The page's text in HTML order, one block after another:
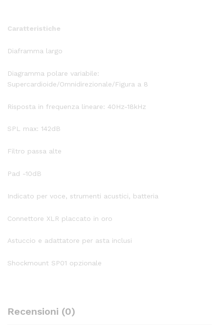
Caratteristiche
Diaframma largo
Diagramma polare variabile:
Supercardioide/Omnidirezionale/Figura a 8
Risposta in frequenza lineare: 40Hz-18kHz
SPL max: 142dB
Filtro passa alte
Pad -10dB
Indicato per voce, strumenti acustici, batteria
Connettore XLR placcato in oro
Astuccio e adattatore per asta inclusi
Shockmount SP01 opzionale
Recensioni (0)